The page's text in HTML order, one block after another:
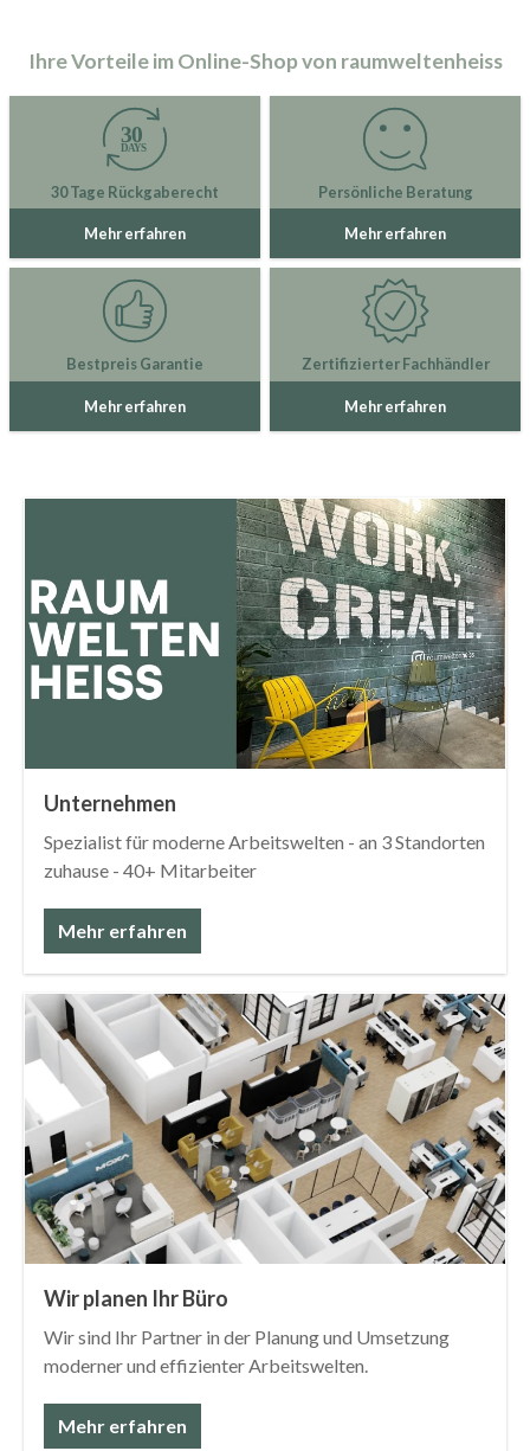
Ihre Vorteile im Online-Shop von raumweltenheiss
30 Tage Rückgaberecht
Mehr erfahren
Persönliche Beratung
Mehr erfahren
Bestpreis Garantie
Mehr erfahren
Zertifizierter Fachhändler
Mehr erfahren
Unternehmen
Spezialist für moderne Arbeitswelten - an 3 Standorten
zuhause - 40+ Mitarbeiter
Mehr erfahren
Wir planen Ihr Büro
Wir sind Ihr Partner in der Planung und Umsetzung
moderner und effizienter Arbeitswelten.
Mehr erfahren